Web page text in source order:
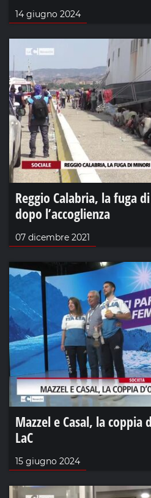
14 giugno 2024
Reggio Calabria, la fuga
dopo l’accoglienza
07 dicembre 2021
Mazzel e Casal, la coppia
LaC
15 giugno 2024